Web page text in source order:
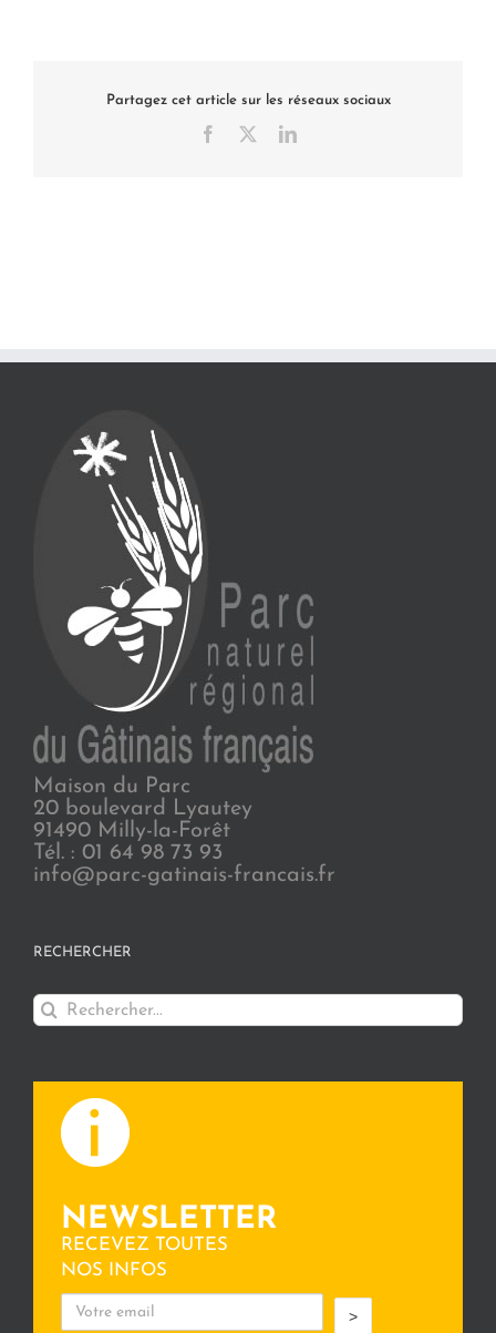
Partagez cet article sur les réseaux sociaux
Facebook LinkedIn
Maison du Parc
20 boulevard Lyautey
91490 Milly-la-Forêt
Tél. : 01 64 98 73 93
info@parc-gatinais-francais.fr
RECHERCHER
Rechercher:
NEWSLETTER
RECEVEZ TOUTES
NOS INFOS
>